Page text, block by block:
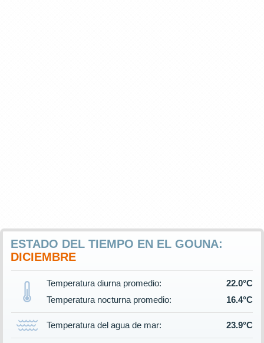
ESTADO DEL TIEMPO EN EL GOUNA:
DICIEMBRE
Temperatura diurna promedio:
22.0°C
Temperatura nocturna promedio:
16.4°C
Temperatura del agua de mar: 23.9°C